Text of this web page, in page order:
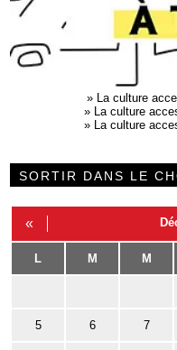
»
La culture
»
La culture
»
La culture
SORTIR DANS LE
«
L M M
5 6 7